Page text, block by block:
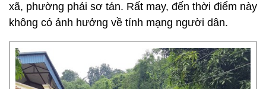
xã, phường phải sơ tán. Rất may, đến thời điểm này
không có ảnh hưởng về tính mạng người dân.